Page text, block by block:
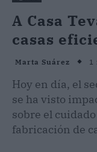
A Casa
casas
Marta Suárez 1
Hoy en día, el
se ha visto
sobre el
fabricación de